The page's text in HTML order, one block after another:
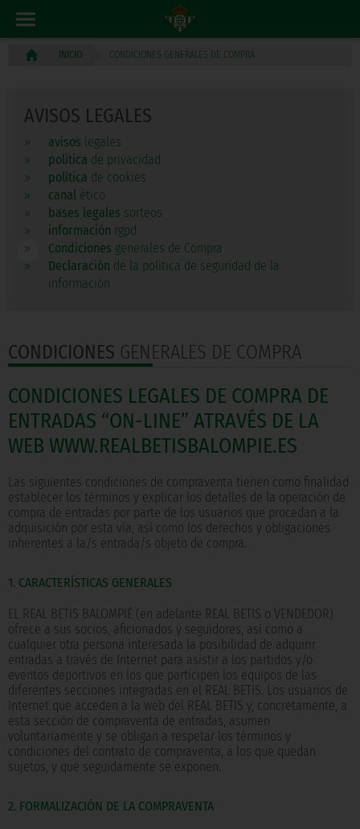
INICIO CONDICIONES GENERALES DE COMPRA
AVISOS LEGALES
» avisos legales
»
política de privacidad
»
política de cookies
»
canal ético
»
bases legales sorteos
»
información rgpd
»
Condiciones generales de Compra
»
Declaración de la política de seguridad de la
información
CONDICIONES GENERALES DE COMPRA
CONDICIONES LEGALES DE COMPRA DE
ENTRADAS “ON-LINE” ATRAVÉS DE LA
WEB WWW.REALBETISBALOMPIE.ES
Las siguientes condiciones de compraventa tienen como finalidad
establecer los términos y explicar los detalles de la operación de
compra de entradas por parte de los usuarios que procedan a la
adquisición por esta vía, así como los derechos y obligaciones
inherentes a la/s entrada/s objeto de compra.
1. CARACTERÍSTICAS GENERALES
EL REAL BETIS BALOMPIÉ (en adelante REAL BETIS o VENDEDOR)
ofrece a sus socios, aficionados y seguidores, así como a
cualquier otra persona interesada la posibilidad de adquirir
entradas a través de Internet para asistir a los partidos y/o
eventos deportivos en los que participen los equipos de las
diferentes secciones integradas en el REAL BETIS. Los usuarios de
Internet que acceden a la web del REAL BETIS y, concretamente, a
esta sección de compraventa de entradas, asumen
voluntariamente y se obligan a respetar los términos y
condiciones del contrato de compraventa, a los que quedan
sujetos, y que seguidamente se exponen.
2. FORMALIZACIÓN DE LA COMPRAVENTA